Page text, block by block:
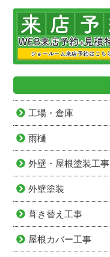
工場・倉庫
雨樋
外壁・屋根塗装工事
外壁塗装
葺き替え工事
屋根カバー工事